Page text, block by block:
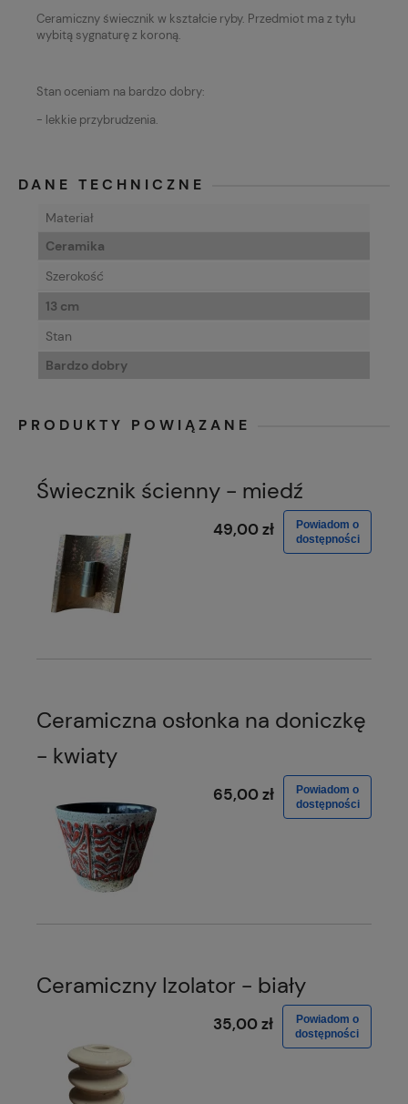
Ceramiczny świecznik w kształcie ryby. Przedmiot ma z tyłu
wybitą sygnaturę z koroną.
Stan oceniam na bardzo dobry:
- lekkie przybrudzenia.
DANE TECHNICZNE
Materiał
Ceramika
Szerokość
13 cm
Stan
Bardzo dobry
PRODUKTY POWIĄZANE
Świecznik ścienny - miedź
49,00 zł
Powiadom o
dostępności
Ceramiczna osłonka na doniczkę
- kwiaty
65,00 zł
Powiadom o
dostępności
Ceramiczny Izolator - biały
35,00 zł
Powiadom o
dostępności